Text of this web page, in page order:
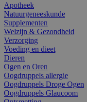
Apotheek
Natuurgeneeskunde
Supplementen
Welzijn & Gezondheid
Verzorging
Voeding en dieet
Dieren
Ogen en Oren
Oogdruppels allergie
Oogdruppels Droge Ogen
Oogdruppels Glaucoom